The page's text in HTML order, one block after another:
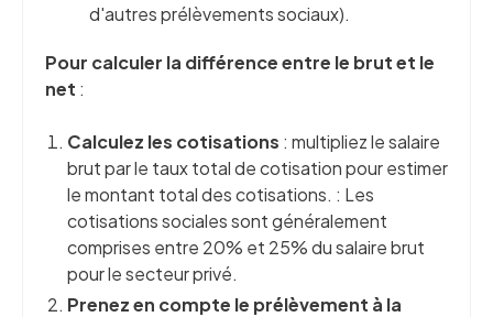
d'autres prélèvements sociaux).
Pour calculer la différence entre le brut et le
net :
Calculez les cotisations : multipliez le salaire
brut par le taux total de cotisation pour estimer
le montant total des cotisations. : Les
cotisations sociales sont généralement
comprises entre 20% et 25% du salaire brut
pour le secteur privé.
Prenez en compte le prélèvement à la